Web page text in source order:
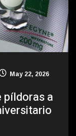
May 22, 2026
píldoras a